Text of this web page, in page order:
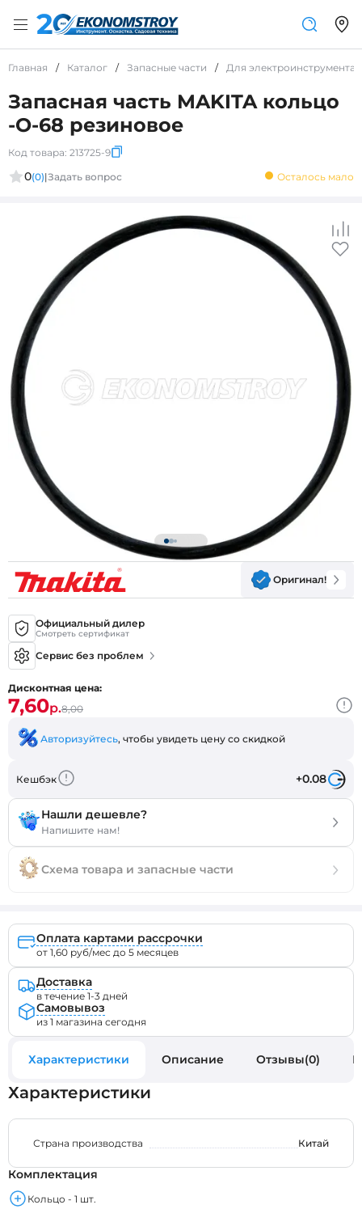
Главная / Каталог / Запасные части / Для электроинструмента
Запасная часть MAKITA кольцо
-О-68 резиновое
Код товара: 213725-9
0(0)|Задать вопрос Осталось мало
Оригинал!
Официальный дилер
Смотреть сертификат
Сервис без проблем
Дисконтная цена:
7,60р.8,00
Авторизуйтесь, чтобы увидеть цену со скидкой
Кешбэк +0.08
Нашли дешевле?
Напишите нам!
Схема товара и запасные части
Характеристики Описание Отзывы(0)
Характеристики
Страна производства Китай
Комплектация
Кольцо - 1 шт.
Оплата картами рассрочки
от 1,60 руб/мес до 5 месяцев
Доставка
в течение 1-3 дней
Самовывоз
из 1 магазина сегодня